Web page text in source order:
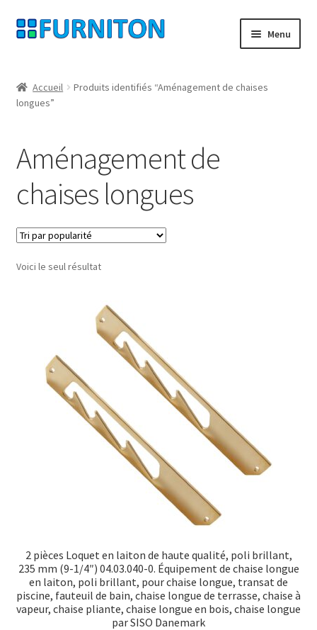
Aller
à
navigation
Aller
au
Menu
Nos partenaires
Protection des données
Droit de rétractation
Transport maritime
Accueil
Produits identifiés “Aménagement de chaises
longues”
Aménagement de
chaises longues
Voici le seul résultat
2 pièces Loquet en laiton de haute qualité, poli brillant,
235 mm (9-1/4″) 04.03.040-0. Équipement de chaise longue
en laiton, poli brillant, pour chaise longue, transat de
piscine, fauteuil de bain, chaise longue de terrasse, chaise à
vapeur, chaise pliante, chaise longue en bois, chaise longue
par SISO Danemark